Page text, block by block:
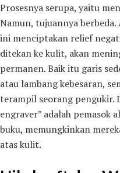
Prosesnya serupa, yaitu
Namun, tujuannya
ini menciptakan relief
ditekan ke kulit, akan
permanen. Baik itu garis
atau lambang kebesaran,
terampil seorang pengukir.
engraver” adalah pemasok
buku, memungkinkan
atas kulit.